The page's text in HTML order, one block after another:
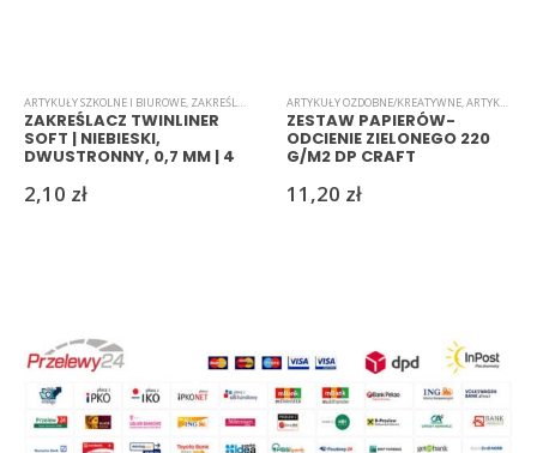
ARTYKUŁY SZKOLNE I BIUROWE, ZAKREŚLACZE
ZAKREŚLACZ TWINLINER
SOFT | NIEBIESKI,
DWUSTRONNY, 0,7 MM | 4
2,10 zł
ARTYKUŁY OZDOBNE/KREATYWNE,ARTYKUŁY SZKOLNE I BIUROWE
ZESTAW PAPIERÓW-
ODCIENIE ZIELONEGO 220
G/M2 DP CRAFT
11,20 zł